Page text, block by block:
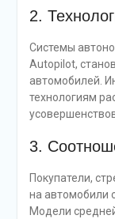
2.
Системы
Autopilot,
автомобилей.
технологиям
3.
Покупатели,
на автомобили
Модели